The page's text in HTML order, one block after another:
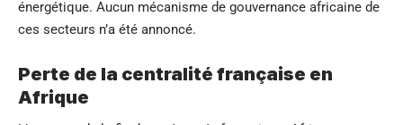
énergétique. Aucun mécanisme de gouvernance africaine de
ces secteurs n’a été annoncé.
Perte de la centralité française en
Afrique